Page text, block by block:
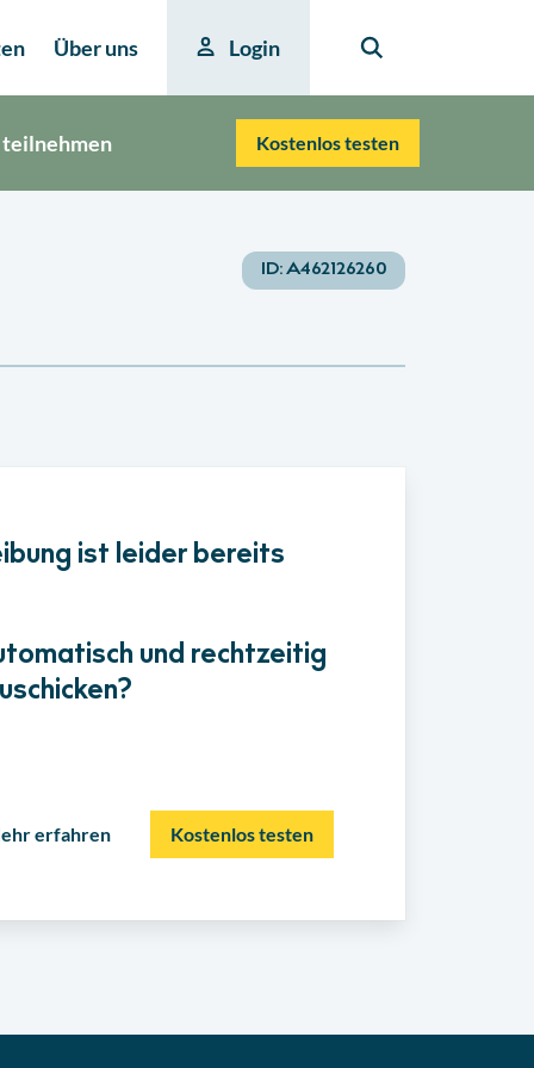
Über uns Login
teilnehmen Kostenlos testen
ID:A462126260
ist leider bereits
und rechtzeitig
erfahren Kostenlos testen